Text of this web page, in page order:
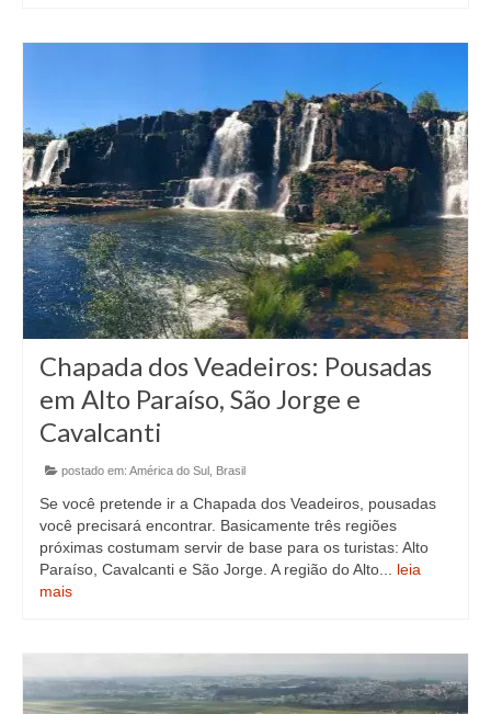
Chapada dos Veadeiros: Pousadas
em Alto Paraíso, São Jorge e
Cavalcanti
postado em: América do Sul Brasil
Se você pretende ir a Chapada dos Veadeiros, pousadas
você precisará encontrar. Basicamente três regiões
próximas costumam servir de base para os turistas: Alto
Paraíso, Cavalcanti e São Jorge. A região do Alto... leia
mais